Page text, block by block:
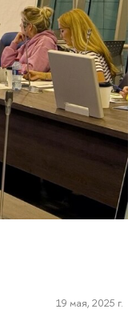
19 мая, 2025 г.